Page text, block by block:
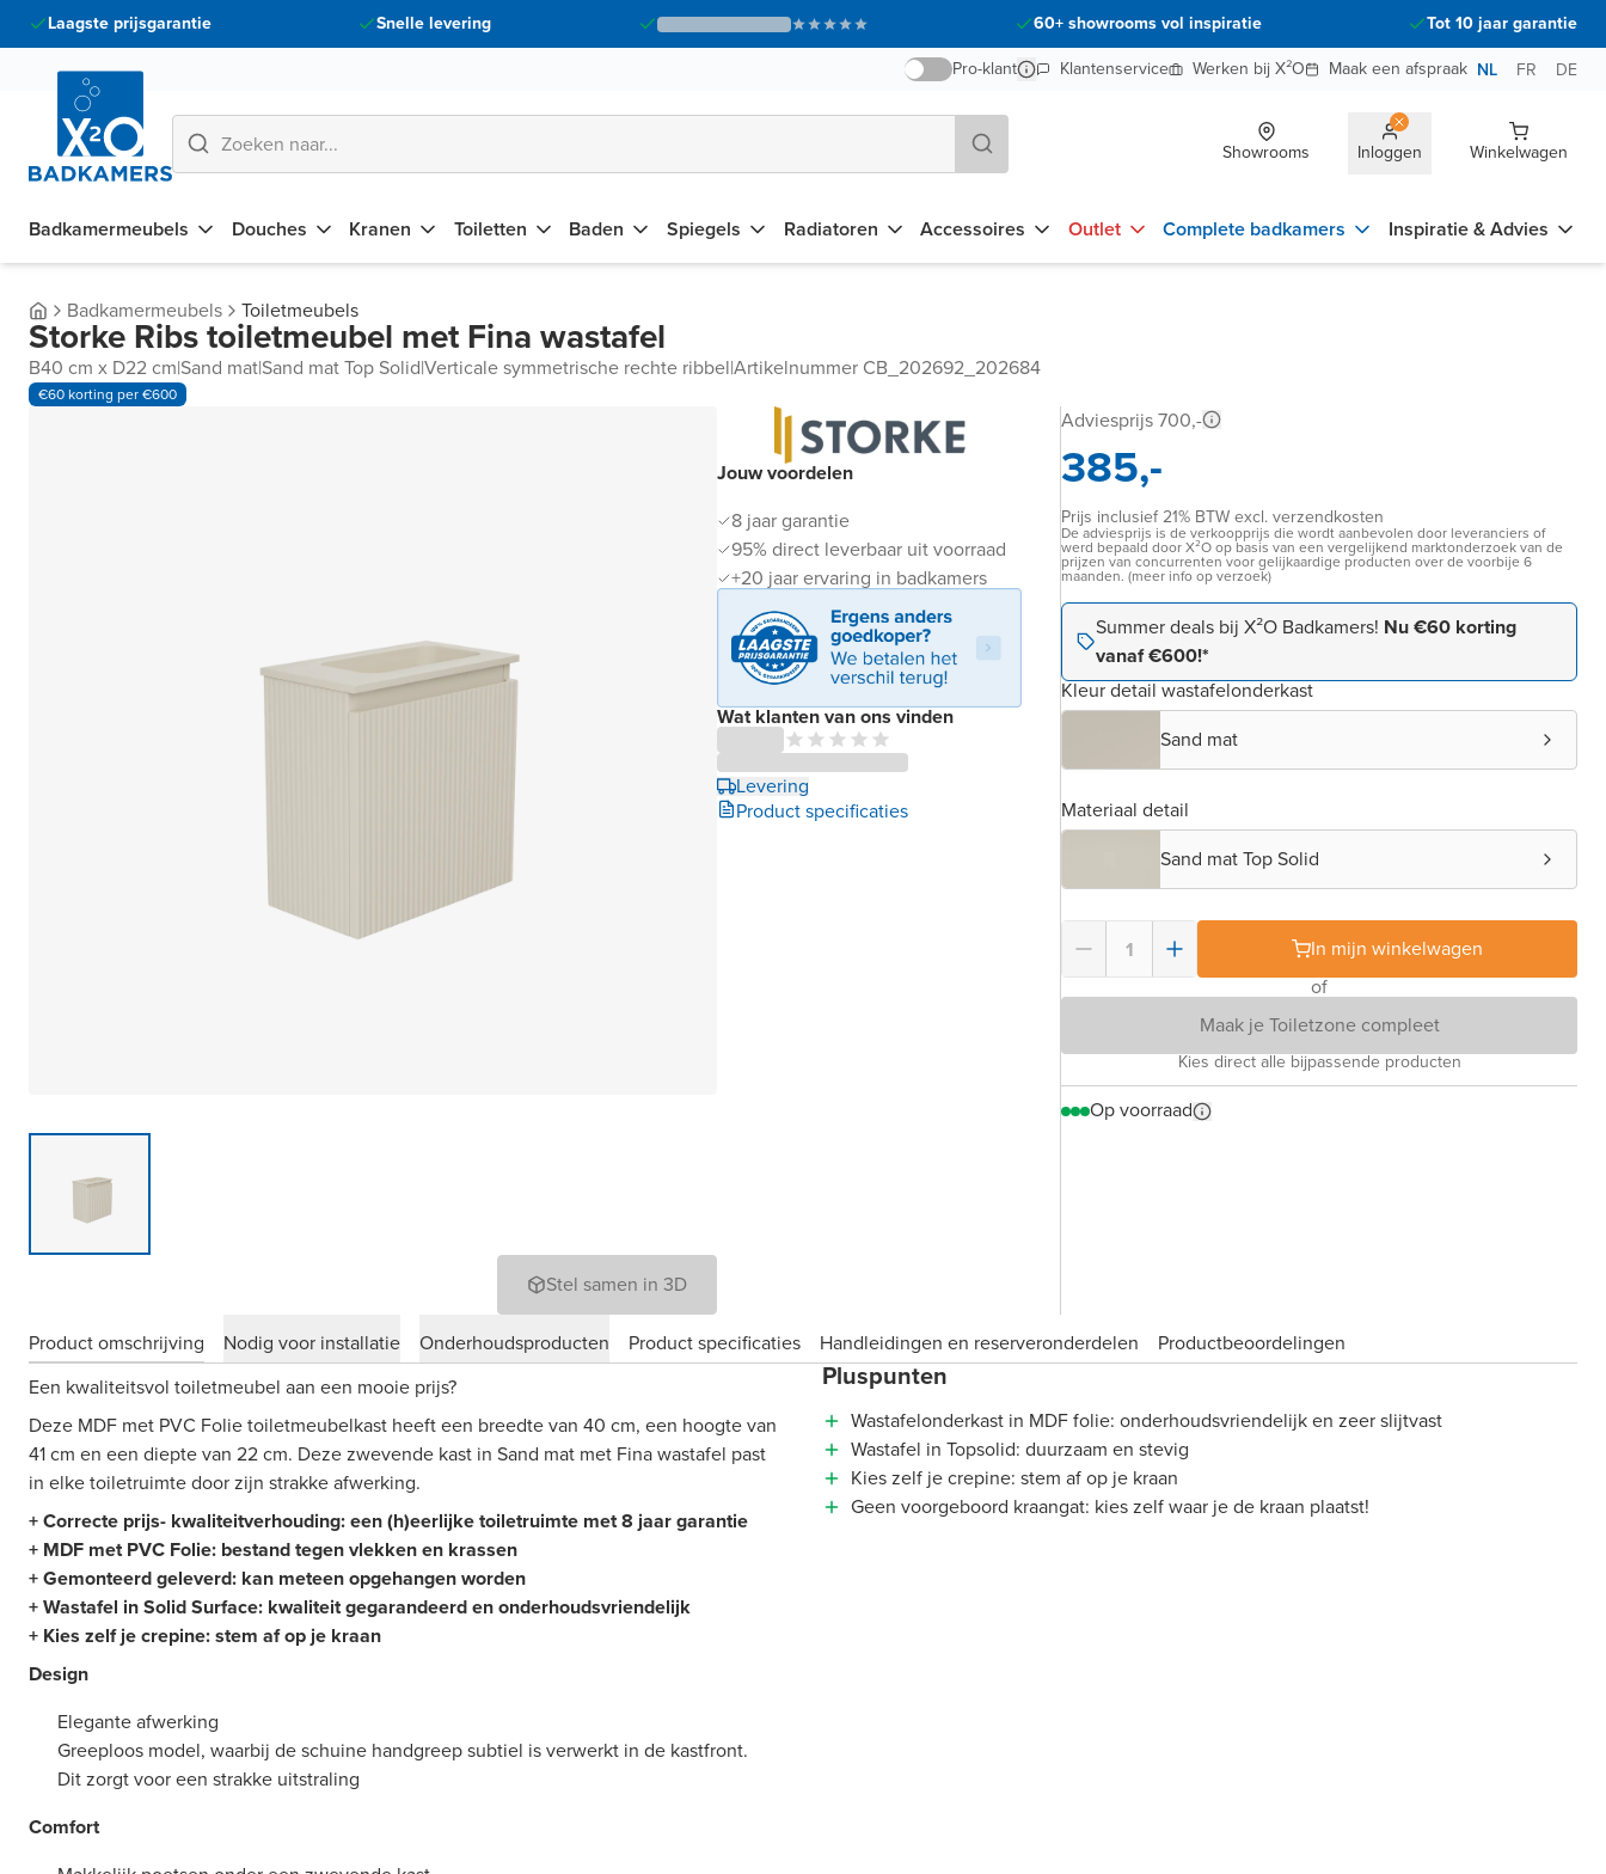
Laagste prijsgarantie Snelle levering 60+ showrooms vol inspiratie
Tot 10 jaar garantie
Pro-klant
Klantenservice Werken bij X²O Maak een afspraak NL FR DE
Showrooms Inloggen Winkelwagen
Badkamermeubels Douches Kranen Toiletten Baden Spiegels Radiatoren Accessoires Outlet Complete badkamers Inspiratie & Advies
Badkamermeubels Toiletmeubels
Storke Ribs toiletmeubel met Fina wastafel
B40 cm x D22 cm|Sand mat|Sand mat Top Solid|Verticale symmetrische rechte ribbel|Artikelnummer CB_202692_202684
€60 korting per €600
Stel samen in 3D
Jouw voordelen
8 jaar garantie
95% direct leverbaar uit voorraad
+20 jaar ervaring in badkamers
Wat klanten van ons vinden
Levering
Product specificaties
Adviesprijs 700,-
385,-
Prijs inclusief 21% BTW excl. verzendkosten
De adviesprijs is de verkoopprijs die wordt aanbevolen door leveranciers of
werd bepaald door X²O op basis van een vergelijkend marktonderzoek van de
prijzen van concurrenten voor gelijkaardige producten over de voorbije 6
maanden. (meer info op verzoek)
Summer deals bij X²O Badkamers! Nu €60 korting
vanaf €600!*
Kleur detail wastafelonderkast
Sand mat
Materiaal detail
Sand mat Top Solid
In mijn winkelwagen
of
Maak je Toiletzone compleet
Kies direct alle bijpassende producten
Op voorraad
Product omschrijving Nodig voor installatie Onderhoudsproducten Product specificaties Handleidingen en reserveronderdelen
Product­beoordelingen
Een kwaliteitsvol toiletmeubel aan een mooie prijs?
Deze MDF met PVC Folie toiletmeubelkast heeft een breedte van 40 cm, een hoogte van
41 cm en een diepte van 22 cm. Deze zwevende kast in Sand mat met Fina wastafel past
in elke toiletruimte door zijn strakke afwerking.
+ Correcte prijs- kwaliteitverhouding: een (h)eerlijke toiletruimte met 8 jaar garantie
+ MDF met PVC Folie: bestand tegen vlekken en krassen
+ Gemonteerd geleverd: kan meteen opgehangen worden
+ Wastafel in Solid Surface: kwaliteit gegarandeerd en onderhoudsvriendelijk
+ Kies zelf je crepine: stem af op je kraan
Design
Elegante afwerking
Greeploos model, waarbij de schuine handgreep subtiel is verwerkt in de kastfront.
Dit zorgt voor een strakke uitstraling
Comfort
Pluspunten
Wastafelonderkast in MDF folie: onderhoudsvriendelijk en zeer slijtvast
Wastafel in Topsolid: duurzaam en stevig
Kies zelf je crepine: stem af op je kraan
Geen voorgeboord kraangat: kies zelf waar je de kraan plaatst!